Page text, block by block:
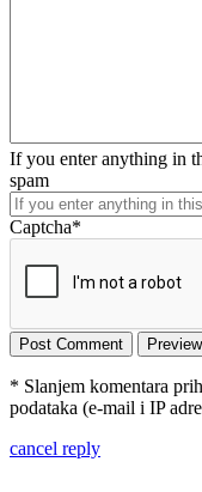
If you enter anything in
spam
Captcha*
* Slanjem komentara
podataka (e-mail i IP
cancel reply